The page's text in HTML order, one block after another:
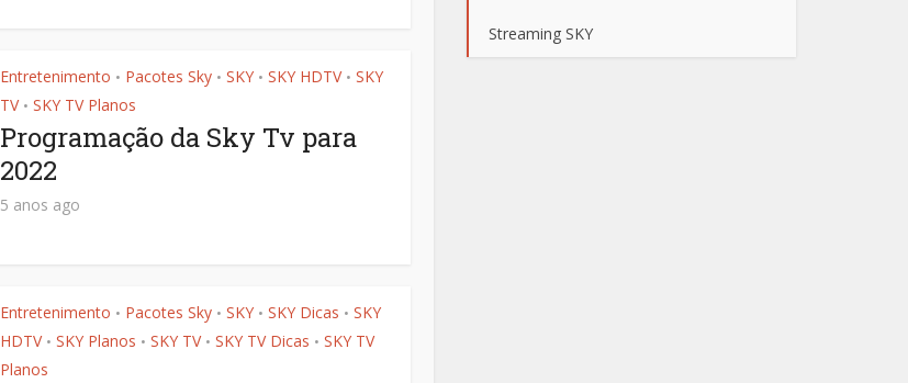
Entretenimento • Pacotes Sky • SKY • SKY HDTV • SKY
TV • SKY TV Planos
Programação da Sky Tv para
2022
5 anos ago
Entretenimento • Pacotes Sky • SKY • SKY Dicas • SKY
HDTV • SKY Planos • SKY TV • SKY TV Dicas • SKY TV
Planos
Streaming SKY